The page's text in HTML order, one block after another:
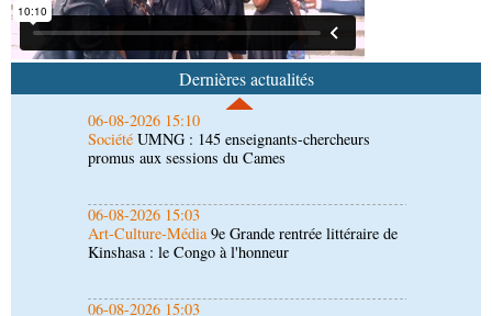
Dernières actualités
06-08-2026 15:10
UMNG : 145 enseignants-chercheurs
promus aux sessions du Cames
06-08-2026 15:03
Art-Culture-Média9e Grande rentrée littéraire de
Kinshasa : le Congo à l'honneur
06-08-2026 15:03
SociétéProjet PSIPJ : des formateurs en
apprentissage
06-08-2026 15:00